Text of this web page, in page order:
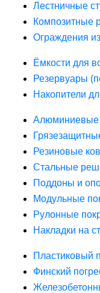
Лестничные
Композитные
Ограждения
Ёмкости для
Резервуары
Накопители
Алюминиевые
Резиновые
Стальные
Поддоны и
Модульные
Рулонные
Накладки на
Пластиковый
Финский